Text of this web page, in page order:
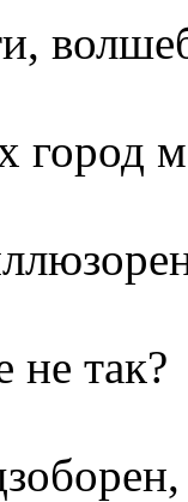
город
не так?